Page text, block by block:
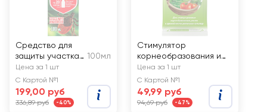
Средство для
защиты участка
от клещей
GREEN BELT
концентрат, Арт.
02-766
100мл
Цена за 1 шт
С Картой №1
199,00 руб
336,89 руб -40%
Стимулятор
корнеобразования и
роста AVGUST Рибав-
Экстра, 1мл
Цена за 1 шт
С Картой №1
49,99 руб
94,69 руб -47%